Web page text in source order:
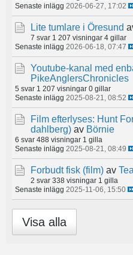
Senaste inlägg 2026-06-27, 17:02
Lite tumlare i Öresund
7 svar 1 207 visningar 4 gillar
Senaste inlägg 2026-06-18, 07:47
Youtube-kanal med
PikeAnglersChronicles
5 svar 1 207 visningar 0 gillar
Senaste inlägg 2025-08-21, 08:52
Film efterlyses: Hunt
dahlberg) av Börnie
6 svar 488 visningar 1 gilla
Senaste inlägg 2025-08-21, 08:49
Forbudt fisk (film) av
2 svar 338 visningar 1 gilla
Senaste inlägg 2025-11-06, 15:50
Visa alla